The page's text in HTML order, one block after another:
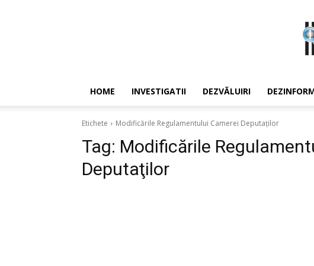
HOME INVESTIGATII DEZVĂLUIRI
Etichete Modificările Regulamentului Camerei Deputaţilor
Tag: Modificările
Deputaţilor